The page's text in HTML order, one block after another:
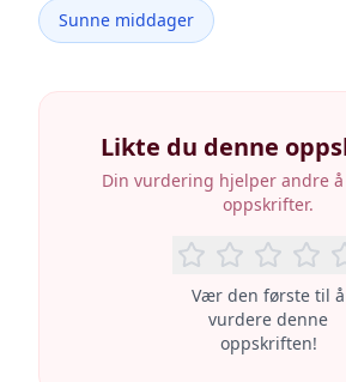
Sunne middager
Likte du denne
Din vurdering hjelper andre
oppskrifter.
Vær den første til å
vurdere denne
oppskriften!